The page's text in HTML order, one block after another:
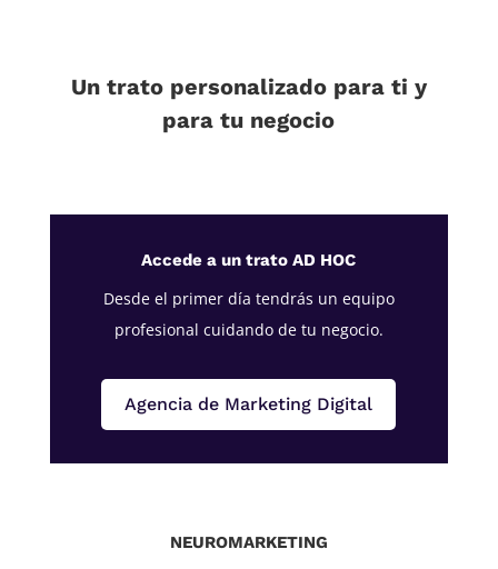
Un trato personalizado para ti y
para tu negocio
Accede a un trato AD HOC
Desde el primer día tendrás un equipo
profesional cuidando de tu negocio.
Agencia de Marketing Digital
NEUROMARKETING